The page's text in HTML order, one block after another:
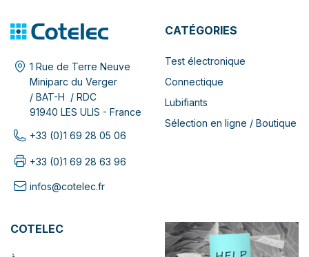
1 Rue de Terre Neuve
Miniparc du Verger
/ BAT-H / RDC
91940 LES ULIS - France
+33 (0)1 69 28 05 06
+33 (0)1 69 28 63 96
infos@cotelec.fr
CATÉGORIES
Test électronique
Connectique
Lubifiants
Sélection en ligne / Boutique
COTELEC